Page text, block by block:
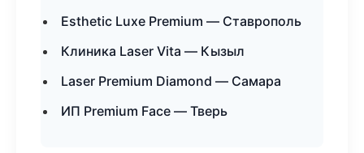
Esthetic Luxe Premium — Ставрополь
Клиника Laser Vita — Кызыл
Laser Premium Diamond — Самара
ИП Premium Face — Тверь